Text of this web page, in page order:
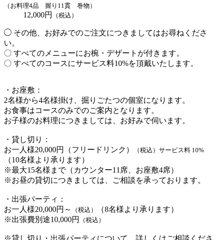
（お料理4品 握り11貫 巻物）
12,000円 （税込）
◯ その他、お好みでのご注文につきましてはお尋ねくださ
い。
〇 すべてのメニューにお椀・デザートが付きます。
〇 すべてのコースにサービス料10%を頂戴いたします。
・お座敷：
2名様から4名様掛け、掘りごたつの個室になります。
お食事はコースのみでのご案内となります。
お子様のお料理につきましては、お好みで伺います。
・貸し切り：
お一人様20,000円（フリードリンク）
（税込）サービス料 10%
（10名様より承ります）
※最大15名様まで（カウンター11席、お座敷4席）
※お昼の貸切につきましては、ご相談を承っております。
・出張パーティ：
お一人様20,000円～
（税込）
（8名様より承ります）
※出張費別途10,000円
（税込）
※貸し切り・出張パーティについて、詳しくはご相談くださ